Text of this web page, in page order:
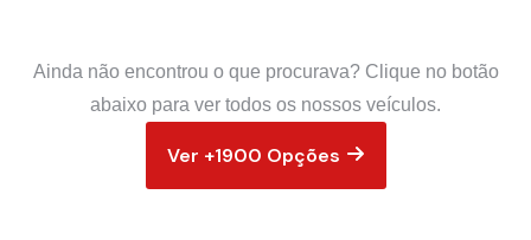
Ainda não encontrou o que procurava? Clique no botão
abaixo para ver todos os nossos veículos.
Ver +1900 Opções